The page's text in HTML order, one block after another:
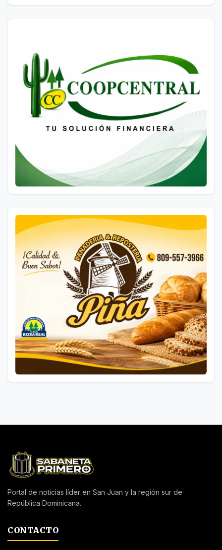
Portal de noticias líder en San Juan y la región sur de
República Dominicana.
CONTACTO